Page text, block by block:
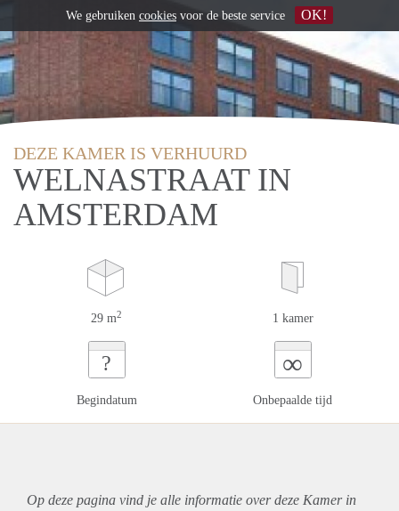
DEZE KAMER IS VERHUURD
WELNASTRAAT IN
AMSTERDAM
29 m2 1 kamer
?
Begindatum
∞
Onbepaalde tijd
Op deze pagina vind je alle informatie over deze Kamer in
We gebruiken cookies voor de beste service OK!